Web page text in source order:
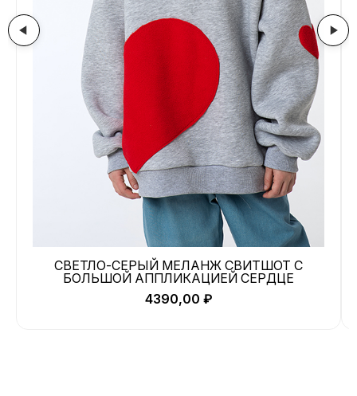
СВЕТЛО-СЕРЫЙ МЕЛАНЖ СВИТШОТ С
БОЛЬШОЙ АППЛИКАЦИЕЙ СЕРДЦЕ
4390,00 ₽